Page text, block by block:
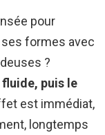
pour
formes avec
?
puis le
est immédiat,
longtemps